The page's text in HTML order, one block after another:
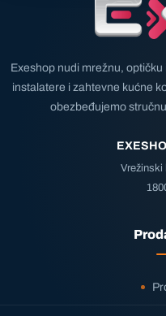
Exeshop nudi mrežnu,
instalatere i zahtevne kućne
obezbeđujemo
Vrežinski